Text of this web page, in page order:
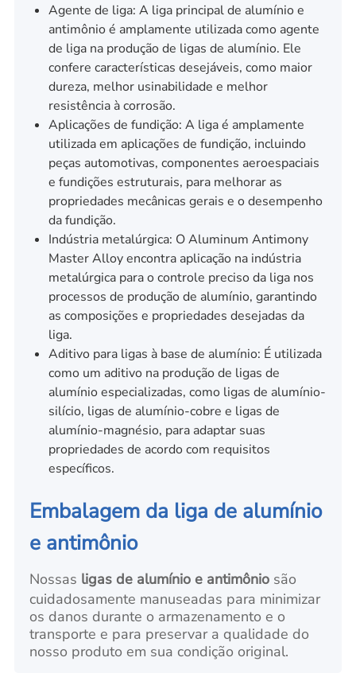
Agente de liga: A liga principal de alumínio e
antimônio é amplamente utilizada como agente
de liga na produção de ligas de alumínio. Ele
confere características desejáveis, como maior
dureza, melhor usinabilidade e melhor
resistência à corrosão.
Aplicações de fundição: A liga é amplamente
utilizada em aplicações de fundição, incluindo
peças automotivas, componentes aeroespaciais
e fundições estruturais, para melhorar as
propriedades mecânicas gerais e o desempenho
da fundição.
Indústria metalúrgica: O Aluminum Antimony
Master Alloy encontra aplicação na indústria
metalúrgica para o controle preciso da liga nos
processos de produção de alumínio, garantindo
as composições e propriedades desejadas da
liga.
Aditivo para ligas à base de alumínio: É utilizada
como um aditivo na produção de ligas de
alumínio especializadas, como ligas de alumínio-
silício, ligas de alumínio-cobre e ligas de
alumínio-magnésio, para adaptar suas
propriedades de acordo com requisitos
específicos.
Embalagem da liga de alumínio
e antimônio
Nossas ligas de alumínio e antimônio são
cuidadosamente manuseadas para minimizar
os danos durante o armazenamento e o
transporte e para preservar a qualidade do
nosso produto em sua condição original.